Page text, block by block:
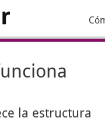
la estructura